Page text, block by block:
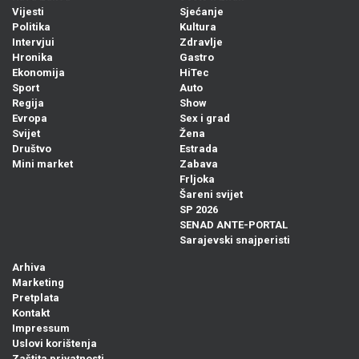
Vijesti
Politika
Intervjui
Hronika
Ekonomija
Sport
Regija
Evropa
Svijet
Društvo
Mini market
Sjećanje
Kultura
Zdravlje
Gastro
HiTec
Auto
Show
Sex i grad
Žena
Estrada
Zabava
Frljoka
Šareni svijet
SP 2026
SENAD ANTE-PORTAL
Sarajevski snajperisti
Arhiva
Marketing
Pretplata
Kontakt
Impressum
Uslovi korištenja